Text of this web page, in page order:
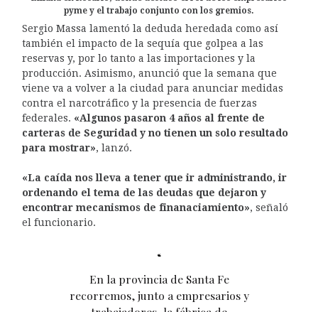
pyme y el trabajo conjunto con los gremios.
Sergio Massa lamentó la deduda heredada como así
también el impacto de la sequía que golpea a las
reservas y, por lo tanto a las importaciones y la
producción. Asimismo, anunció que la semana que
viene va a volver a la ciudad para anunciar medidas
contra el narcotráfico y la presencia de fuerzas
federales. «Algunos pasaron 4 años al frente de
carteras de Seguridad y no tienen un solo resultado
para mostrar», lanzó.
«La caída nos lleva a tener que ir administrando, ir
ordenando el tema de las deudas que dejaron y
encontrar mecanismos de finanaciamiento», señaló
el funcionario.
En la provincia de Santa Fe
recorremos, junto a empresarios y